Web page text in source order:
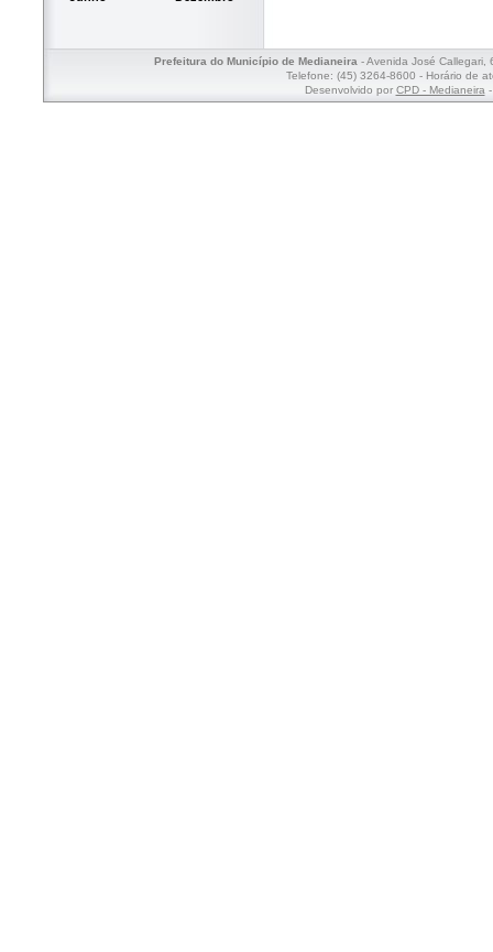
Prefeitura do Município de Medianeira- Avenida José Callegari,
Telefone: (45) 3264-8600 - Horário de
Desenvolvido por CPD - Medianeira-